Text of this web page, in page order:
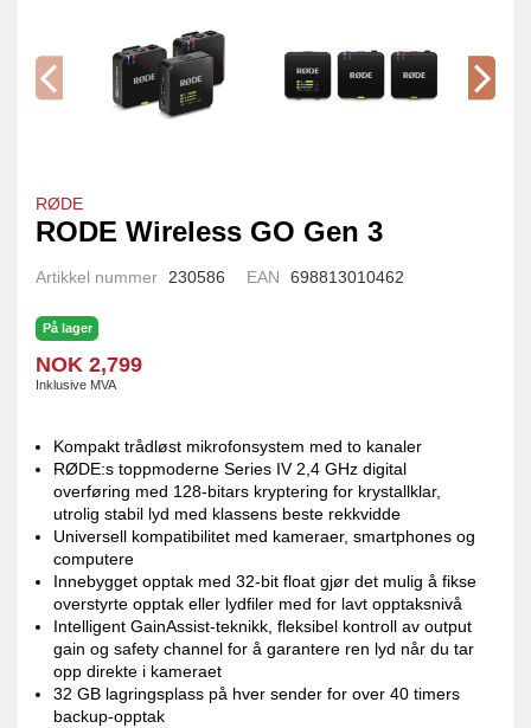
RØDE
RODE Wireless GO Gen 3
Artikkel nummer 230586 EAN 698813010462
På lager
NOK 2,799
Inklusive MVA
Kompakt trådløst mikrofonsystem med to kanaler
RØDE:s toppmoderne Series IV 2,4 GHz digital
overføring med 128-bitars kryptering for krystallklar,
utrolig stabil lyd med klassens beste rekkvidde
Universell kompatibilitet med kameraer, smartphones og
computere
Innebygget opptak med 32-bit float gjør det mulig å fikse
overstyrte opptak eller lydfiler med for lavt opptaksnivå
Intelligent GainAssist-teknikk, fleksibel kontroll av output
gain og safety channel for å garantere ren lyd når du tar
opp direkte i kameraet
32 GB lagringsplass på hver sender for over 40 timers
backup-opptak